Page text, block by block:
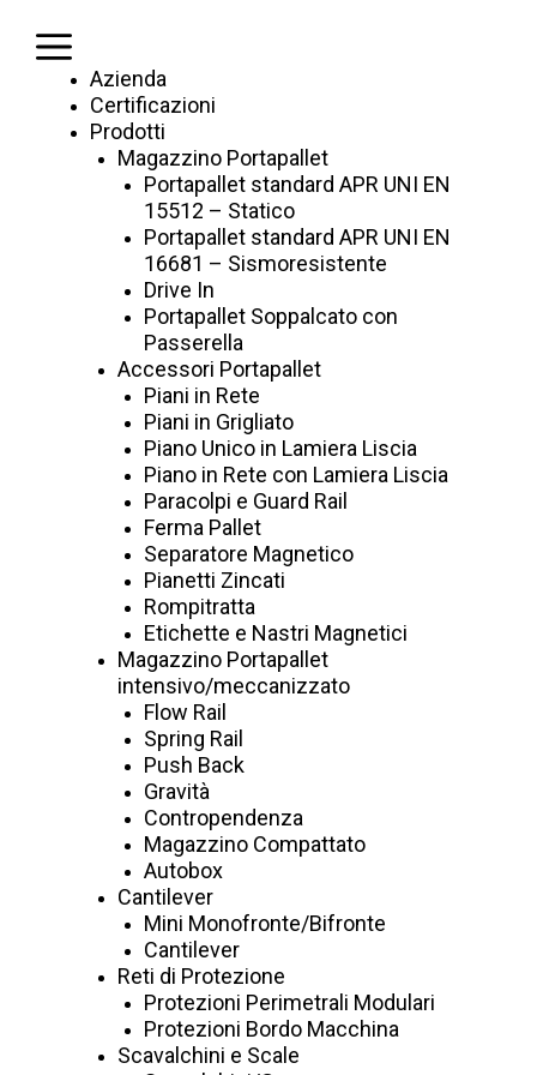
contenuto
Menu
Azienda
Certificazioni
Prodotti
Magazzino Portapallet
Portapallet standard APR UNI EN
15512 – Statico
Portapallet standard APR UNI EN
16681 – Sismoresistente
Drive In
Portapallet Soppalcato con
Passerella
Accessori Portapallet
Piani in Rete
Piani in Grigliato
Piano Unico in Lamiera Liscia
Piano in Rete con Lamiera Liscia
Paracolpi e Guard Rail
Ferma Pallet
Separatore Magnetico
Pianetti Zincati
Rompitratta
Etichette e Nastri Magnetici
Magazzino Portapallet
intensivo/meccanizzato
Flow Rail
Spring Rail
Push Back
Gravità
Contropendenza
Magazzino Compattato
Autobox
Cantilever
Mini Monofronte/Bifronte
Cantilever
Reti di Protezione
Protezioni Perimetrali Modulari
Protezioni Bordo Macchina
Scavalchini e Scale
Etichette e Nastri
Magnetici
Schede Tecniche Etichette e
Nastri Magnetici
Etichette magnetiche tipo “C” tagliate e in rotoli:
Completo di cartoncino bianco e PVC trasparente;
Fornito in rotoli e/o tagliato;
Tagliato nelle misure standard 75, 100, 150 mm o
qualsiasi altra lunghezza con quotazione a richiesta;
Disponibile con altezza 10, 15, 20, 25, 30, 35, 40, 50,
60, 70 mm.
Etichette magnetiche di grandi dimensioni:
Lo spessore standard disponibile è lo 0,75 mm;
Su richiesta possiamo fornire altri spessori: da 0,5 a 2